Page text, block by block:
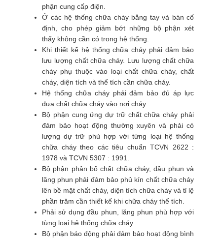
phận cung cấp điện.
Ở các hệ thống chữa cháy bằng tay và bán cố
định, cho phép giảm bớt những bộ phận xét
thấy không cần có trong hệ thống.
Khi thiết kế hệ thống chữa cháy phải đảm bảo
lưu lượng chất chữa cháy. Lưu lượng chất chữa
cháy phụ thuộc vào loại chất chữa cháy, chất
cháy, diện tích và thể tích cần chữa cháy.
Hệ thống chữa cháy phải đảm bảo đủ áp lực
đưa chất chữa cháy vào nơi cháy.
Bộ phận cung ứng dự trữ chất chữa cháy phải
đảm bảo hoạt động thường xuyên và phải có
lượng dự trữ phù hợp với từng loại hệ thống
chữa cháy theo các tiêu chuẩn TCVN 2622 :
1978 và TCVN 5307 : 1991.
Bộ phận phân bố chất chữa cháy, đầu phun và
lăng phun phải đảm bảo phủ kín chất chữa cháy
lên bề mặt chất cháy, diện tích chữa cháy và tỉ lệ
phần trăm cần thiết kế khi chữa cháy thể tích.
Phải sử dụng đầu phun, lăng phun phù hợp với
từng loại hệ thống chữa cháy.
Bộ phận báo động phải đảm bảo hoạt động bình